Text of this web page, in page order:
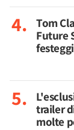
Tom
Future
trailer
molte